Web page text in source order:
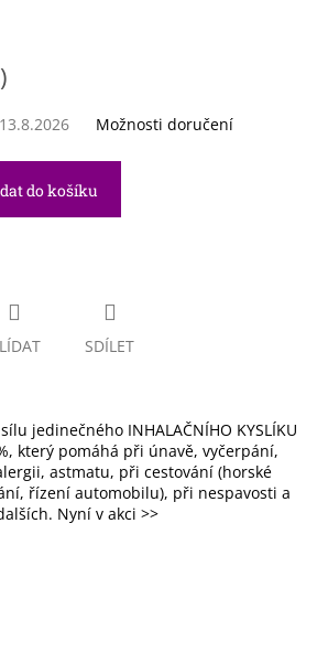
13.8.2026 Možnosti doručení
do košíku
SDÍLET
jedinečného INHALAČNÍHO KYSLÍKU
který pomáhá při únavě, vyčerpání,
astmatu, při cestování (horské
řízení automobilu), při nespavosti a
Nyní v akci >>